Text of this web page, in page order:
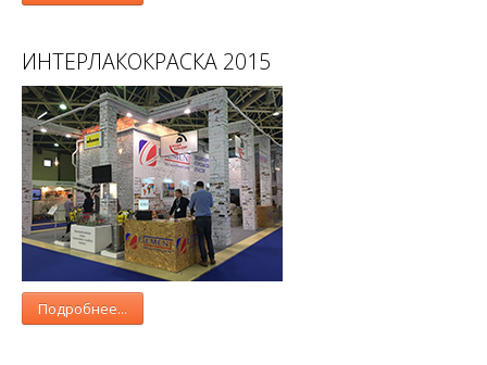
ИНТЕРЛАКОКРАСКА 2015
Подробнее...